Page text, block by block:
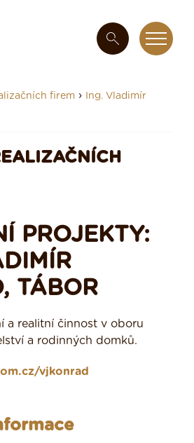
firem ›
Ing. Vladimír
PROJEKTY:
TÁBOR
a realitní činnost v oboru
a rodinných domků.
vjkonrad